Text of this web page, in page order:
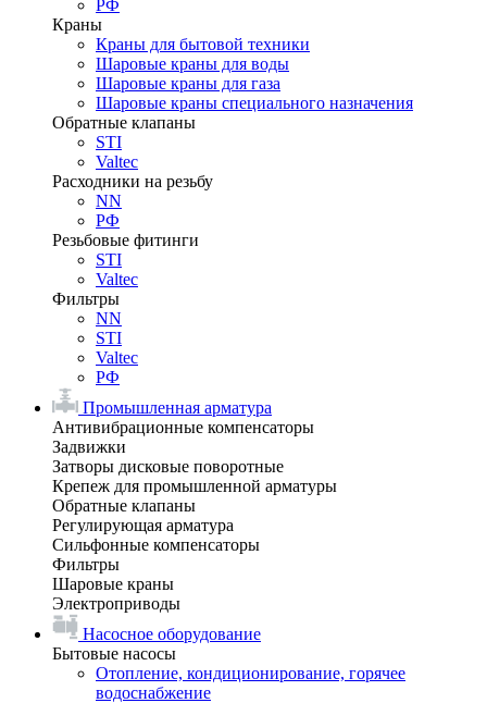
РФ
Краны
Краны для бытовой техники
Шаровые краны для воды
Шаровые краны для газа
Шаровые краны специального назначения
Обратные клапаны
STI
Valtec
Расходники на резьбу
NN
РФ
Резьбовые фитинги
STI
Valtec
Фильтры
NN
STI
Valtec
РФ
Промышленная арматура
Антивибрационные компенсаторы
Задвижки
Затворы дисковые поворотные
Крепеж для промышленной арматуры
Обратные клапаны
Регулирующая арматура
Сильфонные компенсаторы
Фильтры
Шаровые краны
Электроприводы
Насосное оборудование
Бытовые насосы
Отопление, кондиционирование, горячее
водоснабжение